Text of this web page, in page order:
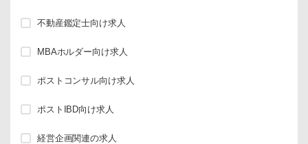
不動産鑑定士向け求人
MBAホルダー向け求人
ポストコンサル向け求人
ポストIBD向け求人
経営企画関連の求人